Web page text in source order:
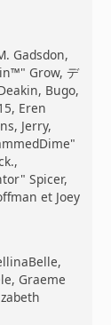
Gadsdon,
Grow, デ
Bugo,
Eren
Jerry,
Spicer,
et Joey
Graeme